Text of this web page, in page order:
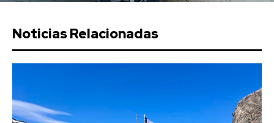
Noticias Relacionadas